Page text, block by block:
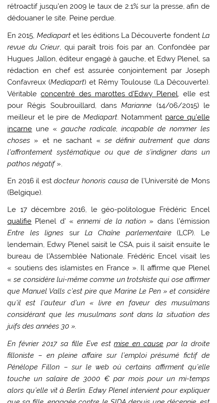
rétroactif jusqu’en 2009 le taux de 2.1% sur la presse, afin de
dédouaner le site. Peine perdue.
En 2015, Mediapartet les éditions La Découverte fondent La
revue du Crieur, qui paraît trois fois par an. Confondée par
Hugues Jallon, éditeur engagé à gauche, et Edwy Plenel, sa
rédaction en chef est assurée conjointement par Joseph
Confavreux (Mediapart) et Rémy Toulouse (La Découverte).
Véritable concentré des marottes d’Edwy Plenel , elle est
pour Régis Soubrouillard, dansMarianne (14/06/2015) le
meilleur et le pire de Mediapart. Notamment parce qu’elle
incarne une « gauche radicale, incapable de nommer les
choses » et ne sachant « se définir autrement que dans
l’affrontement systématique ou que de s’indigner dans un
pathos négatif».
En 2016 il estdocteur honoris causade l’Université de Mons
(Belgique).
Le 17 décembre 2016, le géo-politologue Frédéric Encel
qualifie Plenel d’ «ennemi de la nation » dans l’émission
Entre les lignes sur La Chaîne parlementaire(LCP). Le
lendemain, Edwy Plenel saisit le CSA, puis il saisit ensuite le
bureau de l’Assemblée Nationale. Frédéric Encel visait les
« soutiens des islamistes en France ». Il affirme que Plenel
«se considère lui-même comme un trotskiste qui ose affirmer
que Manuel Valls c’est pire que Marine Le Pen » et considère
qu’il est l’auteur d’un «livre en faveur des musulmans
considérant que les musulmans sont dans la situation des
juifs des années 30».
En février 2017 sa fille Eve estmise en cause par la droite
filloniste – en pleine affaire sur l’emploi présumé fictif de
Pénélope Fillon – sur le web où certains affirment qu’elle
touche un salaire de 3000 € par mois pour un mi-temps
alors qu’elle vit à Berlin. Edwy Plenel intervient pour expliquer